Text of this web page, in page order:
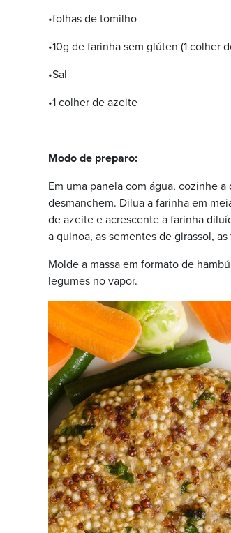
•folhas de tomilho
•10g de farinha sem glúten (1 colher
•Sal
•1 colher de azeite
Modo de preparo:
Em uma panela com água, cozinhe
desmanchem. Dilua a farinha em
de azeite e acrescente a farinha
a quinoa, as sementes de girassol,
Molde a massa em formato de
legumes no vapor.